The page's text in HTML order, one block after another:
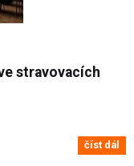
stravovacích
číst dál